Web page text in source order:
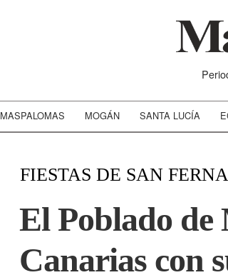
MASPALOMAS MOGÁN SANTA LUCÍA
FIESTAS DE SAN
El Poblado de
Canarias con